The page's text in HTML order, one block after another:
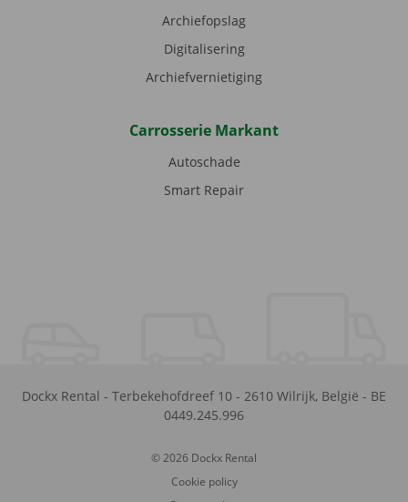
Archiefopslag
Digitalisering
Archiefvernietiging
Carrosserie Markant
Autoschade
Smart Repair
Dockx Rental - Terbekehofdreef 10 - 2610 Wilrijk, België - BE
0449.245.996
© 2026 Dockx Rental
Cookie policy